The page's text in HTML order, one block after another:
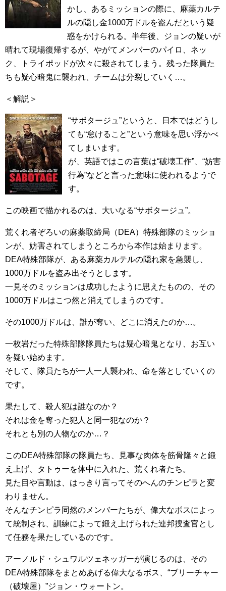
かし、あるミッションの際に、麻薬カルテ
ルの隠し金1000万ドルを盗んだという疑
惑をかけられる。半年後、ジョンの疑いが
晴れて現場復帰するが、やがてメンバーのパイロ、ネッ
ク、トライポッドが次々に殺されてしまう。残った隊員た
ちも疑心暗鬼に襲われ、チームは分裂していく…。
＜解説＞
“サボタージュ”というと、日本ではどうし
ても“怠けること”という意味を思い浮かべ
てしまいます。
が、英語ではこの言葉は“破壊工作”、“妨害
行為”などと言った意味に使われるようで
す。
この映画で描かれるのは、大いなる“サボタージュ”。
荒くれ者ぞろいの麻薬取締局（DEA）特殊部隊のミッショ
ンが、妨害されてしまうところから本作は始まります。
DEA特殊部隊が、ある麻薬カルテルの隠れ家を急襲し、
1000万ドルを盗み出そうとします。
一見そのミッションは成功したように思えたものの、その
1000万ドルはこつ然と消えてしまうのです。
その1000万ドルは、誰が奪い、どこに消えたのか…。
一枚岩だった特殊部隊隊員たちは疑心暗鬼となり、お互い
を疑い始めます。
そして、隊員たちが一人一人襲われ、命を落としていくの
です。
果たして、殺人犯は誰なのか？
それは金を奪った犯人と同一犯なのか？
それとも別の人物なのか…？
このDEA特殊部隊の隊員たち、見事な肉体を筋骨隆々と鍛
え上げ、タトゥーを体中に入れた、荒くれ者たち。
見た目や言動は、はっきり言ってそのへんのチンピラと変
わりません。
そんなチンピラ同然のメンバーたちが、偉大なボスによっ
て統制され、訓練によって鍛え上げられた連邦捜査官とし
て任務を果たしているのです。
アーノルド・シュワルツェネッガーが演じるのは、その
DEA特殊部隊をまとめあげる偉大なるボス、“ブリーチャー
（破壊屋）”ジョン・ウォートン。